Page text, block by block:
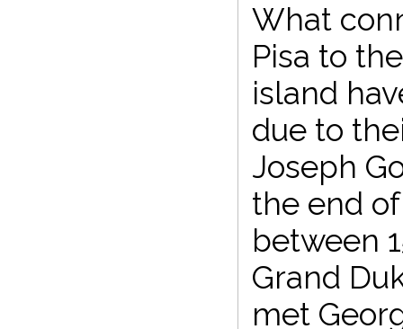
What
Pisa to
island
due to
Joseph
the end
between
Grand
met